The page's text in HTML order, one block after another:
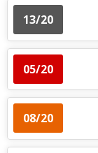
13/20
05/20
08/20